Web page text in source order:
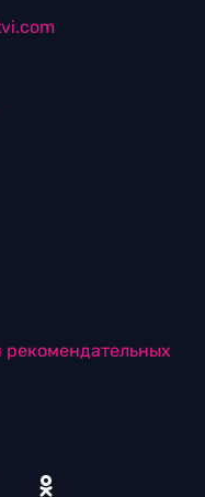
рекомендательных